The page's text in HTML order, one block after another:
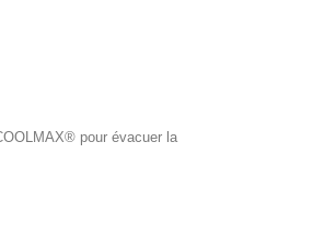
pour évacuer la